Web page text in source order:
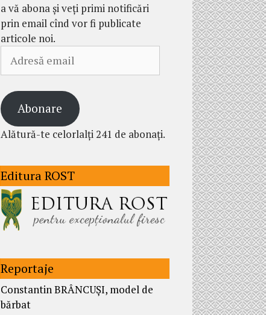
a vă abona și veți primi notificări
prin email cînd vor fi publicate
articole noi.
email
Abonare
Alătură-te celorlalți 241 de abonați.
Editura ROST
Reportaje
Constantin BRÂNCUȘI, model de
bărbat